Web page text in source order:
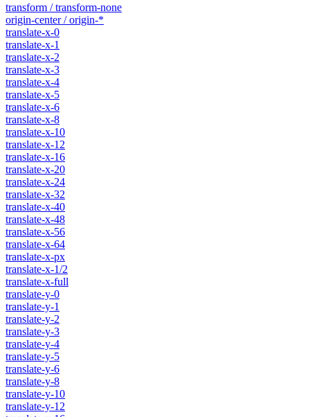
transform / transform-none
origin-center / origin-*
translate-x-0
translate-x-1
translate-x-2
translate-x-3
translate-x-4
translate-x-5
translate-x-6
translate-x-8
translate-x-10
translate-x-12
translate-x-16
translate-x-20
translate-x-24
translate-x-32
translate-x-40
translate-x-48
translate-x-56
translate-x-64
translate-x-px
translate-x-1/2
translate-x-full
translate-y-0
translate-y-1
translate-y-2
translate-y-3
translate-y-4
translate-y-5
translate-y-6
translate-y-8
translate-y-10
translate-y-12